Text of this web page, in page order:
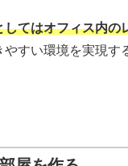
てはオフィス内の
すい環境を実現す